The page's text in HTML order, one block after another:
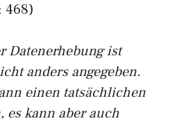
468)
Datenerhebung ist
anders angegeben.
einen tatsächlichen
es kann aber auch